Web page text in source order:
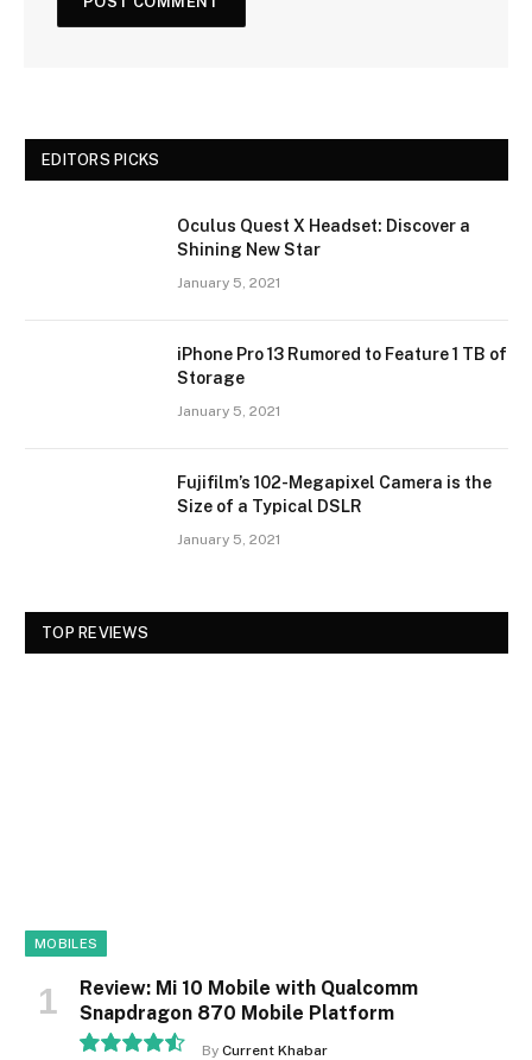
EDITORS PICKS
Oculus Quest X Headset: Discover a
Shining New Star
January 5, 2021
iPhone Pro 13 Rumored to Feature 1 TB of
Storage
January 5, 2021
Fujifilm’s 102-Megapixel Camera is the
Size of a Typical DSLR
January 5, 2021
TOP REVIEWS
MOBILES
Review: Mi 10 Mobile with Qualcomm
Snapdragon 870 Mobile Platform
By Current Khabar